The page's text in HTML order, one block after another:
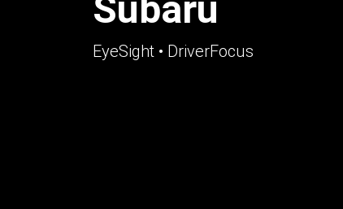
EyeSight • DriverFocus